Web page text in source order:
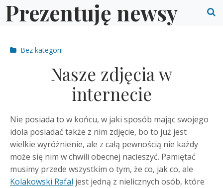
Skip
toPrezentuję newsy
Post
Bez kategorii
Nasze zdjęcia w
internecie
Nie posiada to w końcu, w jaki sposób mając swojego
idola posiadać także z nim zdjęcie, bo to już jest
wielkie wyróżnienie, ale z całą pewnością nie każdy
może się nim w chwili obecnej nacieszyć. Pamiętać
musimy przede wszystkim o tym, że co, jak co, ale
Kolakowski Rafal jest jedną z nielicznych osób, które